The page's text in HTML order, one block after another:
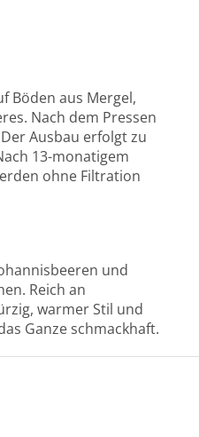
Böden aus Mergel,
Nach dem Pressen
Ausbau erfolgt zu
13-monatigem
ohne Filtration
und
Reich an
warmer Stil und
Ganze schmackhaft.